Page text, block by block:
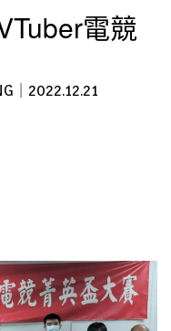
電競
｜2022.12.21